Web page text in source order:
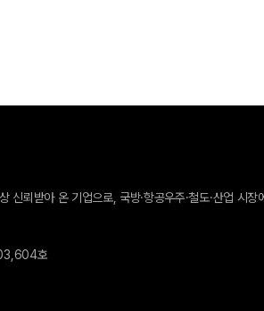
뢰받아 온 기업으로, 국방·항공우주·철도·산업 시장
호